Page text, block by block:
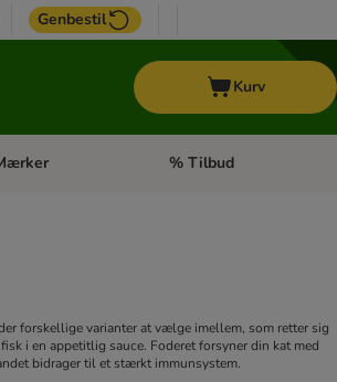
Genbestil
Kurv
kategori menu: DiætfoderÅben kategori menu:
% Tilbud
forskellige varianter at vælge imellem, som retter sig
i en appetitlig sauce. Foderet forsyner din kat med
bidrager til et stærkt immunsystem.